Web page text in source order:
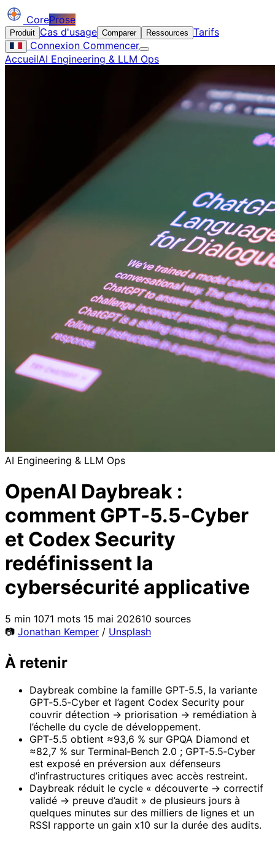
CoreProse
Produit Cas d'usage Comparer Ressources Tarifs
Connexion Commencer
AccueilAI Engineering & LLM Ops
AI Engineering & LLM Ops
OpenAI Daybreak :
comment GPT‑5.5‑Cyber
et Codex Security
redéfinissent la
cybersécurité applicative
5 min 1071 mots 15 mai 202610 sources
📷 Jonathan Kemper / Unsplash
À retenir
Daybreak combine la famille GPT‑5.5, la variante
GPT‑5.5‑Cyber et l’agent Codex Security pour
couvrir détection → priorisation → remédiation à
l’échelle du cycle de développement.
GPT‑5.5 obtient ≈93,6 % sur GPQA Diamond et
≈82,7 % sur Terminal‑Bench 2.0 ; GPT‑5.5‑Cyber
est exposé en préversion aux défenseurs
d’infrastructures critiques avec accès restreint.
Daybreak réduit le cycle « découverte → correctif
validé → preuve d’audit » de plusieurs jours à
quelques minutes sur des milliers de lignes et un
RSSI rapporte un gain x10 sur la durée des audits.